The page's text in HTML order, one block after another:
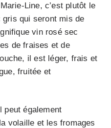
Line, c’est plutôt le
qui seront mis de
vin rosé sec
de fraises et de
il est léger, frais et
fruitée et
peut également
volaille et les fromages